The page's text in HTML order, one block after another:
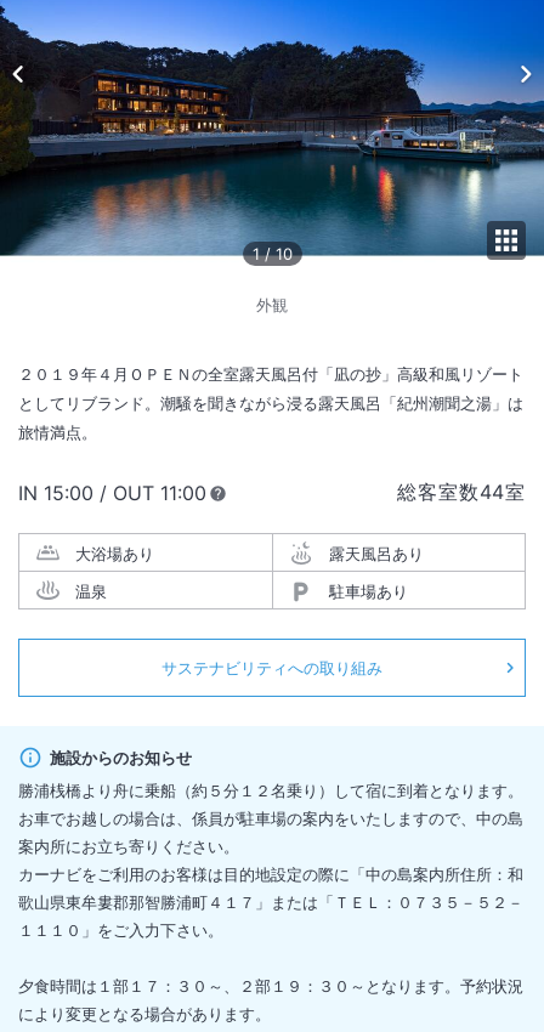
1 /10
外観
２０１９年４月ＯＰＥＮの全室露天風呂付「凪の抄」高級和風リゾート
としてリブランド。潮騒を聞きながら浸る露天風呂「紀州潮聞之湯」は
旅情満点。
総客室数44室
IN チェックイン
15:00 / OUT チェックアウト
11:00
大浴場あり
露天風呂あり
温泉
駐車場あり
サステナビリティへの取り組み
施設からのお知らせ
勝浦桟橋より舟に乗船（約５分１２名乗り）して宿に到着となります。
お車でお越しの場合は、係員が駐車場の案内をいたしますので、中の島
案内所にお立ち寄りください。
カーナビをご利用のお客様は目的地設定の際に「中の島案内所住所：和
歌山県東牟婁郡那智勝浦町４１７」または「ＴＥＬ：０７３５－５２－
１１１０」をご入力下さい。
夕食時間は１部１７：３０～、２部１９：３０～となります。予約状況
により変更となる場合があります。